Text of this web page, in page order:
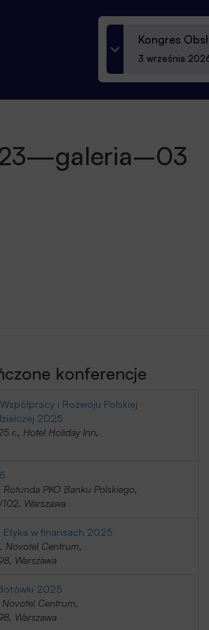
Kongres
3 września
konferencje
i Rozwoju Polskiej
2025
r., Hotel Holiday Inn,
PKO Banku Polskiego,
Warszawa
Etyka w finansach 2025
Novotel Centrum,
Warszawa
2025
Centrum,
Warszawa